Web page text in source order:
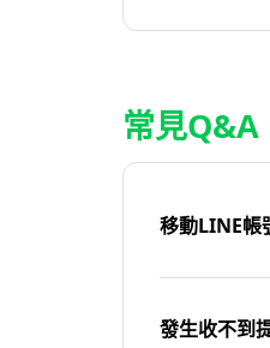
常見Q&A
移動LINE帳
發生收不到